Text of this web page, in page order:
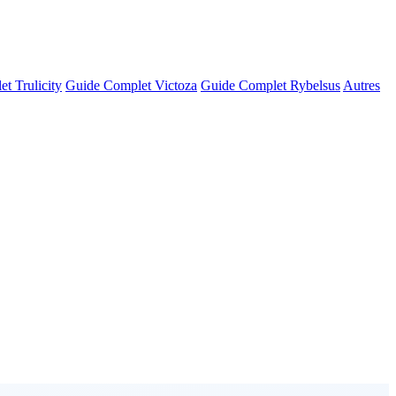
Trulicity Guide Complet Victoza Guide Complet Rybelsus Autres